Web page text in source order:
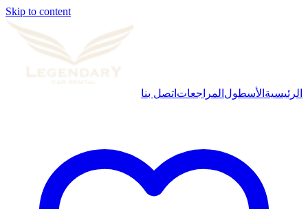
Skip to content
الرئيسية الأسطول المراجعات اتصل بنا